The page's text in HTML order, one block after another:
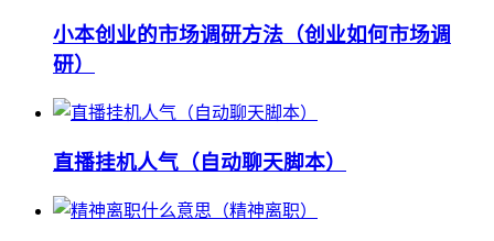
小本创业的市场调研方法（创业如何市场调
研）
直播挂机人气（自动聊天脚本）